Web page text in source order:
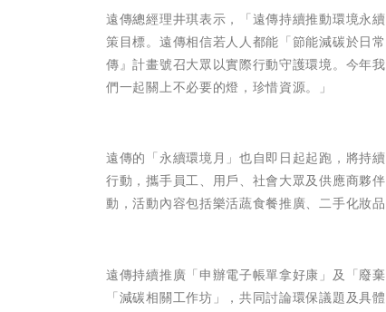
遠傳總經理井琪表示，「遠傳持續推動環境永
策目標。遠傳相信若人人都能「節能減碳於日
傳』計畫號召大眾以實際行動守護環境。今年
們一起關上不必要的燈，珍惜資源。」
遠傳的「永續環境月」也自即日起起跑，將持
行動，攜手員工、用戶、社會大眾及供應商夥
動，活動內容包括樂活蔬食餐推廣、二手化妝
遠傳持續推廣「申辦電子帳單拿好康」及「廢
「減碳相關工作坊」，共同討論環保議題及具體